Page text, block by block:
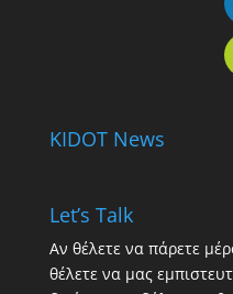
KIDOT News
Let’s Talk
Αν θέλετε να πάρετε
θέλετε να μας